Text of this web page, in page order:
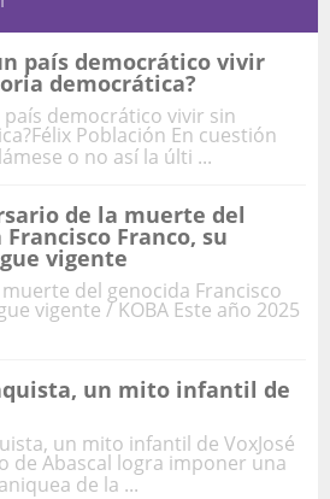
país democrático vivir
democrática?
país democrático vivir sin
Población En cuestión
o no así la últi ...
de la muerte del
Franco, su
vigente
del genocida Francisco
vigente / KOBA Este año 2025
un mito infantil de
un mito infantil de VoxJosé
de Abascal logra imponer una
de la ...